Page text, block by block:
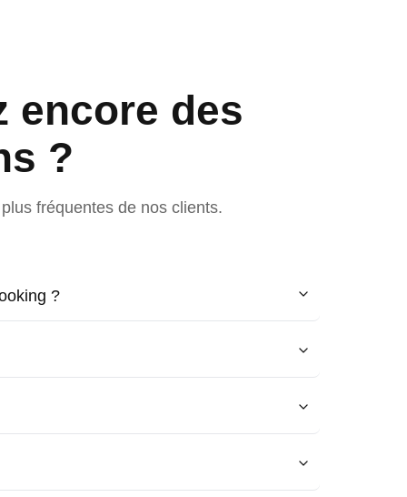
encore des
?
fréquentes de nos clients.
?